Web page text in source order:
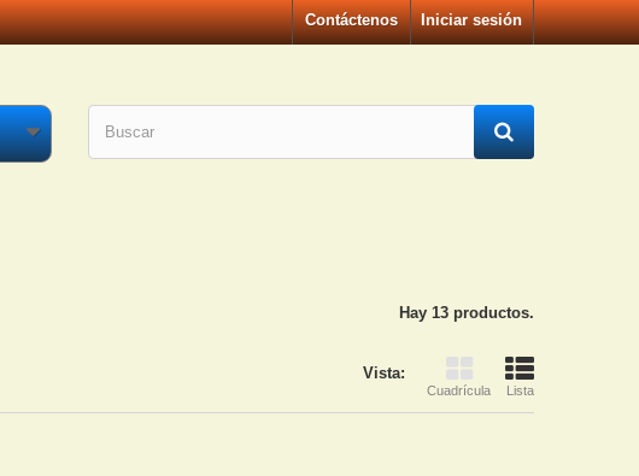
Iniciar sesión
Contáctenos
Hay 13 productos.
Vista:
Cuadrícula Lista